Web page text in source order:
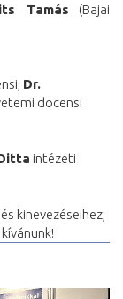
Tamás (Bajai
Dr.
docensi
intézeti
kinevezéseihez,